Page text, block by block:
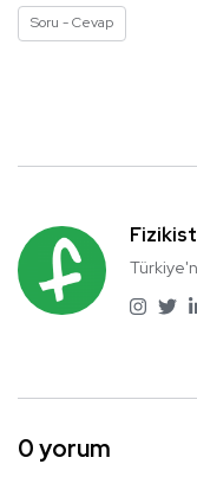
Soru - Cevap
Fizikist
0 yorum